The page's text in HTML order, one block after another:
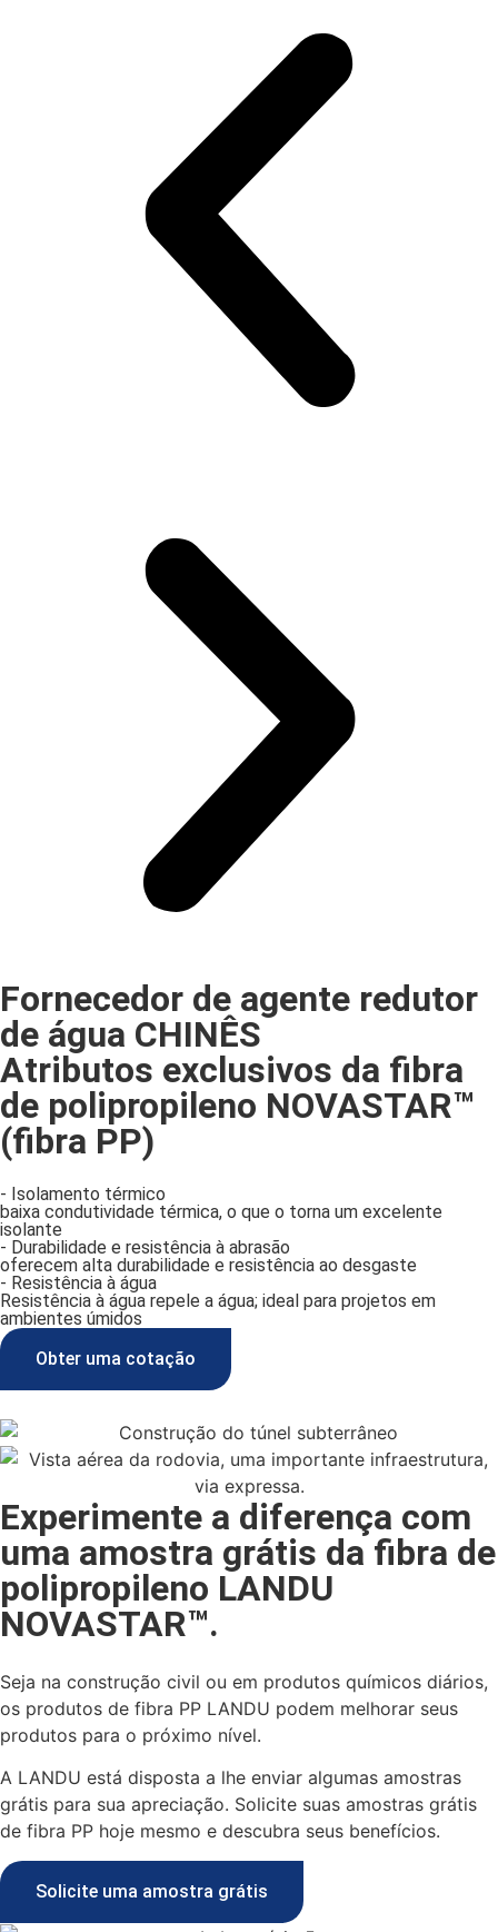
Fornecedor de agente redutor
de água CHINÊS
Atributos exclusivos da fibra
de polipropileno NOVASTAR™
(fibra PP)
- Isolamento térmico
baixa condutividade térmica, o que o torna um excelente
isolante
- Durabilidade e resistência à abrasão
oferecem alta durabilidade e resistência ao desgaste
- Resistência à água
Resistência à água repele a água; ideal para projetos em
ambientes úmidos
Obter uma cotação
Experimente a diferença com
uma amostra grátis da fibra de
polipropileno LANDU
NOVASTAR™.
Seja na construção civil ou em produtos químicos diários,
os produtos de fibra PP LANDU podem melhorar seus
produtos para o próximo nível.
A LANDU está disposta a lhe enviar algumas amostras
grátis para sua apreciação. Solicite suas amostras grátis
de fibra PP hoje mesmo e descubra seus benefícios.
Solicite uma amostra grátis